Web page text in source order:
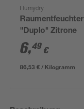
Humydry
Raumentfeuchter
"Duplo" Zitrone
6,49 €
86,53 € / Kilogramm